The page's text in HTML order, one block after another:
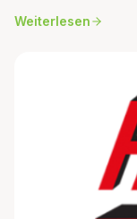
Weiterlesen